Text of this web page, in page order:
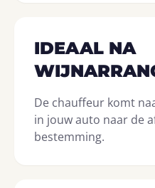
IDEAAL NA
De chauffeur komt
in jouw auto naar de
bestemming.